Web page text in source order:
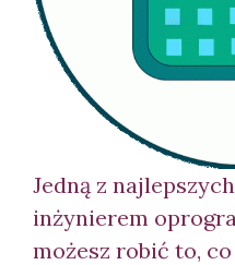
Jedną z
inżynierem
możesz robić to,